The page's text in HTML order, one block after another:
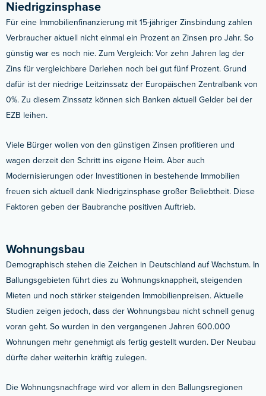
Niedrigzinsphase
Für eine Immobilienfinanzierung mit 15-jähriger Zinsbindung zahlen
Verbraucher aktuell nicht einmal ein Prozent an Zinsen pro Jahr. So
günstig war es noch nie. Zum Vergleich: Vor zehn Jahren lag der
Zins für vergleichbare Darlehen noch bei gut fünf Prozent. Grund
dafür ist der niedrige Leitzinssatz der Europäischen Zentralbank von
0%. Zu diesem Zinssatz können sich Banken aktuell Gelder bei der
EZB leihen.
Viele Bürger wollen von den günstigen Zinsen profitieren und
wagen derzeit den Schritt ins eigene Heim. Aber auch
Modernisierungen oder Investitionen in bestehende Immobilien
freuen sich aktuell dank Niedrigzinsphase großer Beliebtheit. Diese
Faktoren geben der Baubranche positiven Auftrieb.
Wohnungsbau
Demographisch stehen die Zeichen in Deutschland auf Wachstum. In
Ballungsgebieten führt dies zu Wohnungsknappheit, steigenden
Mieten und noch stärker steigenden Immobilienpreisen. Aktuelle
Studien zeigen jedoch, dass der Wohnungsbau nicht schnell genug
voran geht. So wurden in den vergangenen Jahren 600.000
Wohnungen mehr genehmigt als fertig gestellt wurden. Der Neubau
dürfte daher weiterhin kräftig zulegen.
Die Wohnungsnachfrage wird vor allem in den Ballungsregionen